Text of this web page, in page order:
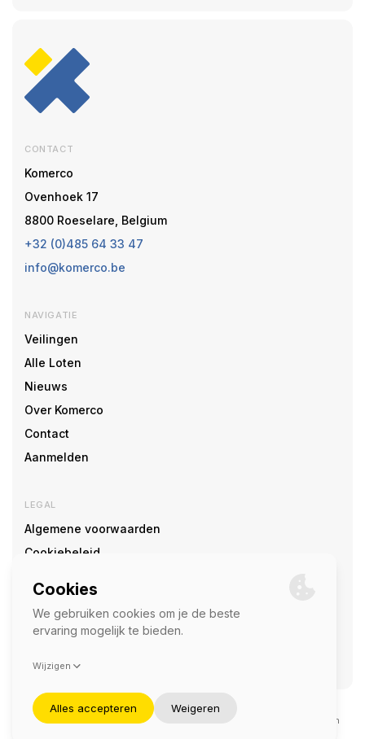
CONTACT
Komerco
Ovenhoek 17
8800 Roeselare, Belgium
+32 (0)485 64 33 47
info@komerco.be
NAVIGATIE
Veilingen
Alle Loten
Nieuws
Over Komerco
Contact
Aanmelden
LEGAL
Algemene voorwaarden
Cookiebeleid
SOCIAL
©2026 — Komerco
Deze site wordt beschermd door reCAPTCHA en het
en